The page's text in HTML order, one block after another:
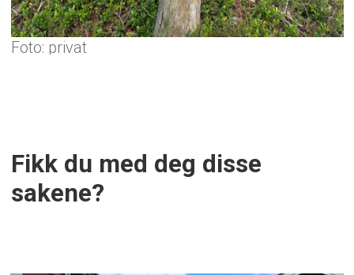
privat
Fikk du med deg disse
sakene?